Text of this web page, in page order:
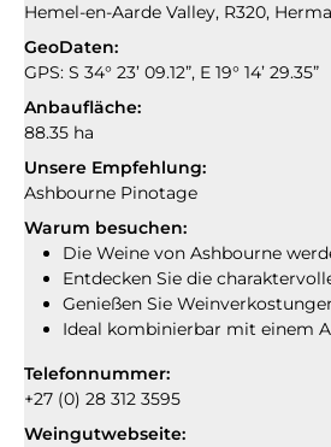
Hemel-en-Aarde Valley, R320,
GeoDaten:
GPS: S 34° 23’ 09.12”, E 19° 14’ 29.35”
Anbaufläche:
88.35 ha
Unsere Empfehlung:
Ashbourne Pinotage
Warum besuchen:
Die Weine von Ashbourne
Entdecken Sie die
Genießen Sie
Ideal kombinierbar mit einem
Telefonnummer:
+27 (0) 28 312 3595
Weingutwebseite: